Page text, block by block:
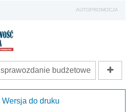
AUTOPROMOCJA
sprawozdanie budżetowe
Wersja do druku